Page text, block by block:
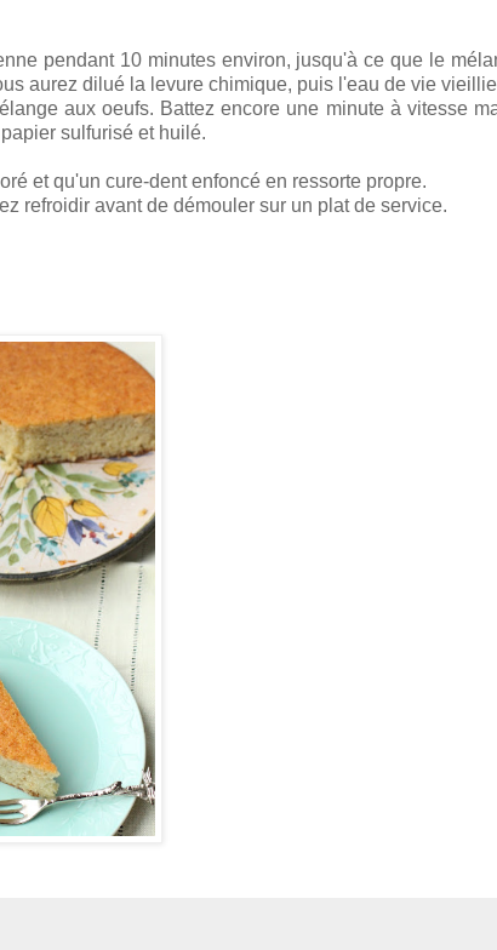
pendant 10 minutes environ, jusqu'à ce que le
aurez dilué la levure chimique, puis l'eau de vie
aux oeufs. Battez encore une minute à vitesse
sulfurisé et huilé.
et qu'un cure-dent enfoncé en ressorte propre.
refroidir avant de démouler sur un plat de service.